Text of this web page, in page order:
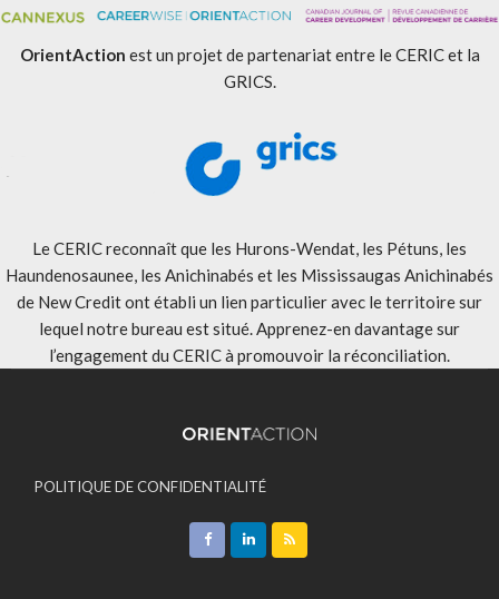
OrientAction est un projet de partenariat entre le CERIC et la
GRICS.
Le CERIC reconnaît que les Hurons-Wendat, les Pétuns, les
Haundenosaunee, les Anichinabés et les Mississaugas Anichinabés
de New Credit ont établi un lien particulier avec le territoire sur
lequel notre bureau est situé. Apprenez-en davantage sur
l’engagement du CERIC à promouvoir la réconciliation.
POLITIQUE DE CONFIDENTIALITÉ
ACCEPTATION DES MODALITÉS CONTACT